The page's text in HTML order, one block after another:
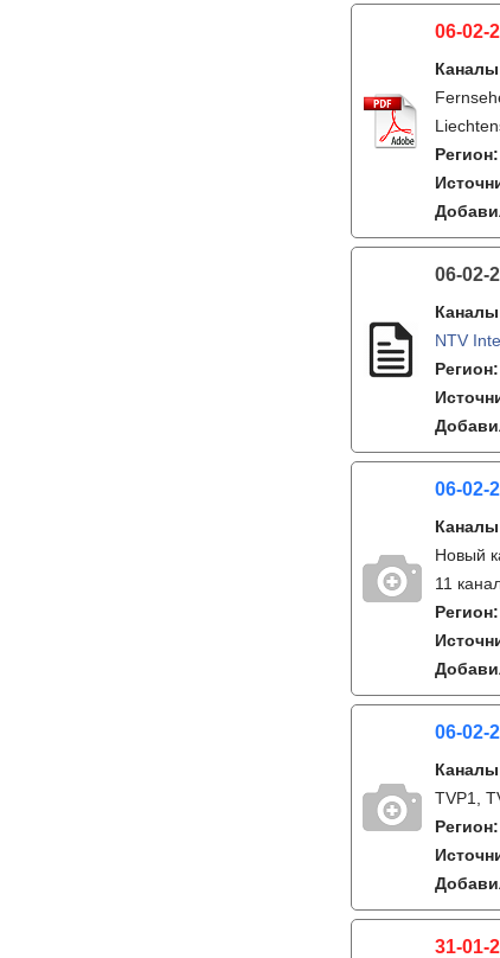
06-02-
Каналы
Регион:
06-02-
Каналы
NTV
Регион:
06-02-
Каналы
Новый
11
Регион:
06-02-
Каналы
TVP1,
Регион:
31-01-